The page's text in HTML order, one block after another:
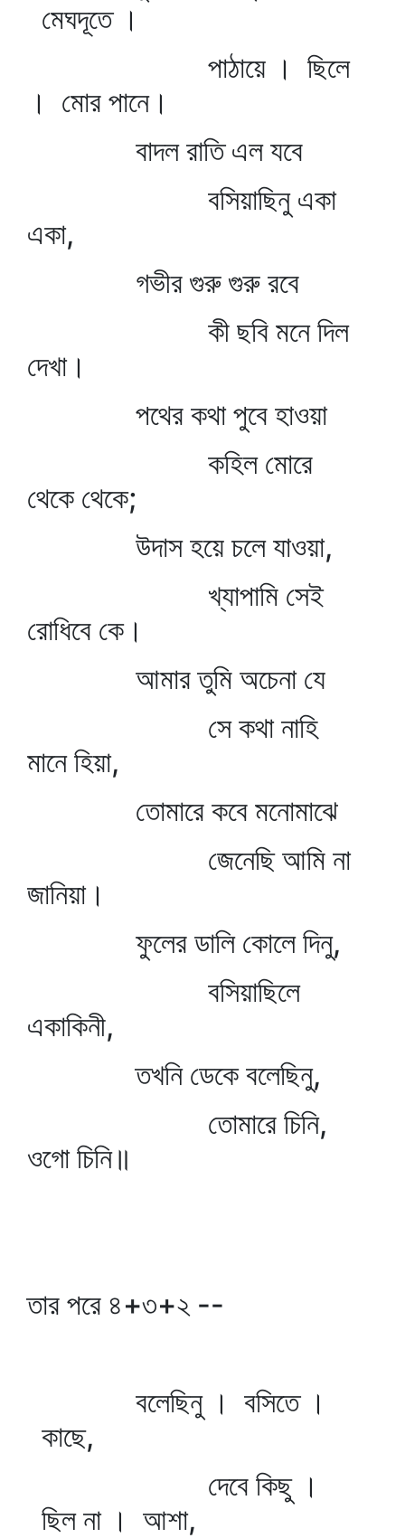
মেঘদূতে ।
পাঠায়ে । ছিলে
। মোর পানে।
বাদল রাতি এল যবে
বসিয়াছিনু একা
একা,
গভীর গুরু গুরু রবে
কী ছবি মনে দিল
দেখা।
পথের কথা পুবে হাওয়া
কহিল মোরে
থেকে থেকে;
উদাস হয়ে চলে যাওয়া,
খ্যাপামি সেই
রোধিবে কে।
আমার তুমি অচেনা যে
সে কথা নাহি
মানে হিয়া,
তোমারে কবে মনোমাঝে
জেনেছি আমি না
জানিয়া।
ফুলের ডালি কোলে দিনু,
বসিয়াছিলে
একাকিনী,
তখনি ডেকে বলেছিনু,
তোমারে চিনি,
ওগো চিনি॥
তার পরে ৪+৩+২ --
বলেছিনু । বসিতে ।
কাছে,
দেবে কিছু ।
ছিল না । আশা,